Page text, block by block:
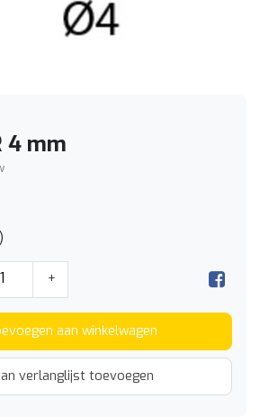
4 mm
+
aan winkelwagen
verlanglijst toevoegen